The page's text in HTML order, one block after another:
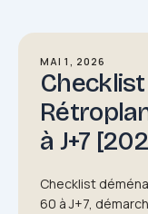
DÉMARCHES À
MAI 1, 2026
à J+7
Checklist
60 à J+7,